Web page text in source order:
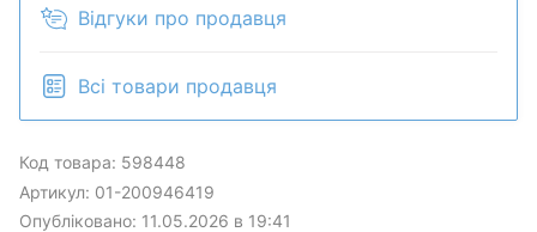
Відгуки про продавця
Всі товари продавця
Код товара: 598448
Артикул: 01-200946419
Опубліковано: 11.05.2026 в 19:41